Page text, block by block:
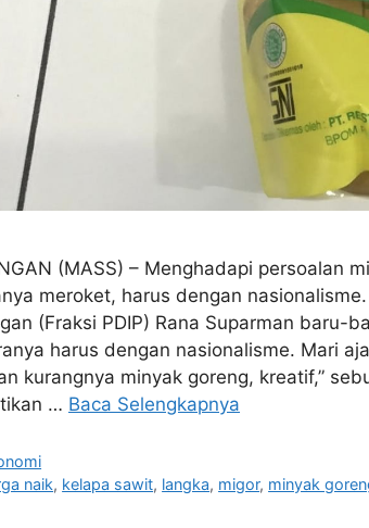
(MASS) – Menghadapi persoalan
meroket, harus dengan
(Fraksi PDIP) Rana Suparman baru-
harus dengan nasionalisme. Mari
kurangnya minyak goreng, kreatif,”
… Baca Selengkapnya
naik, kelapa sawit, langka, migor, minyak